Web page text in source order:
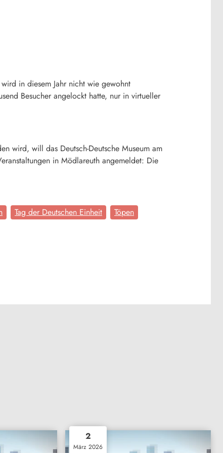
in diesem Jahr nicht wie gewohnt
Besucher angelockt hatte, nur in virtueller
wird, will das Deutsch-Deutsche Museum am
in Mödlareuth angemeldet: Die
Tag der Deutschen Einheit
Töpen
2
März 2026